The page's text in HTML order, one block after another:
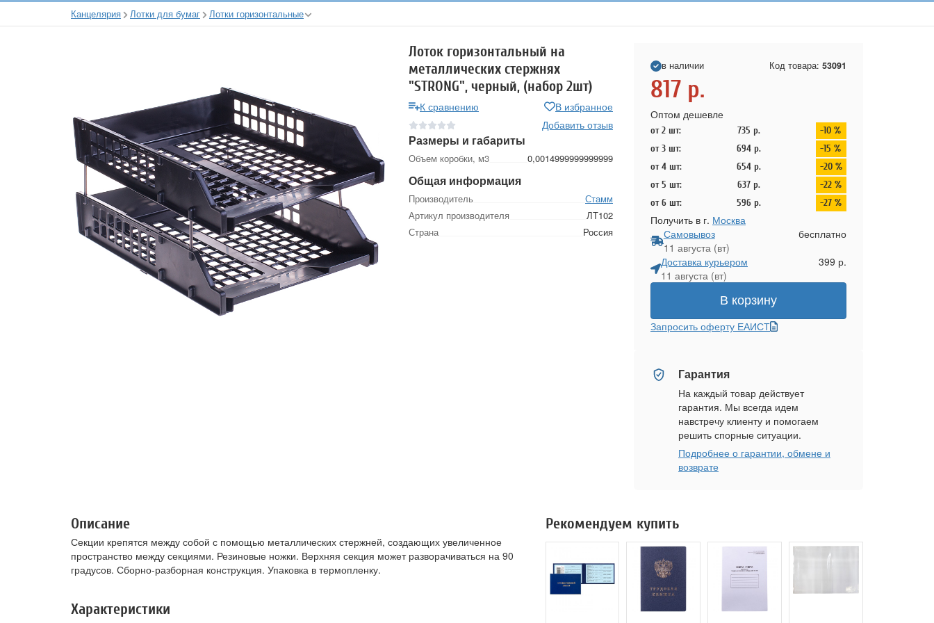
Канцелярия Лотки для бумаг Лотки горизонтальные
Лоток горизонтальный на
металлических стержнях
"STRONG", черный, (набор 2шт)
К сравнению
В избранное
Добавить отзыв
Размеры и габариты
Объем коробки, м3 0,0014999999999999
Общая информация
Производитель
Стамм
Артикул производителя
ЛТ102
Страна
Россия
в наличии Код товара: 53091
817 р.
Оптом дешевле
от 2 шт: 735 р.
-10 %
от 3 шт:
694 р.
-15 %
от 4 шт:
654 р.
-20 %
от 5 шт:
637 р.
-22 %
от 6 шт:
596 р. -27 %
Получить в г. Москва
Самовывоз
11 августа (вт)
бесплатно
Доставка курьером
11 августа (вт)
399 р.
В корзину
Запросить оферту ЕАИСТ
Гарантия
На каждый товар действует
гарантия. Мы всегда идем
навстречу клиенту и помогаем
решить спорные ситуации.
Подробнее о гарантии, обмене и
возврате
Описание
Секции крепятся между собой с помощью металлических стержней, создающих увеличенное
пространство между секциями. Резиновые ножки. Верхняя секция может разворачиваться на 90
градусов. Сборно-разборная конструкция. Упаковка в термопленку.
Характеристики
Рекомендуем купить